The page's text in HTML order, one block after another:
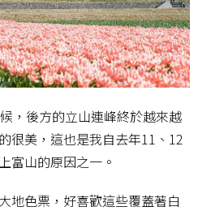
，後方的立山連峰終於越來越
很美，這也是我自去年11、12
富山的原因之一。
地色票，好喜歡這些覆蓋著白